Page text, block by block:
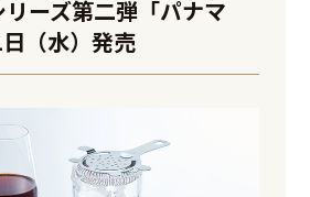
ーズ第二弾「パナマ
（水）発売